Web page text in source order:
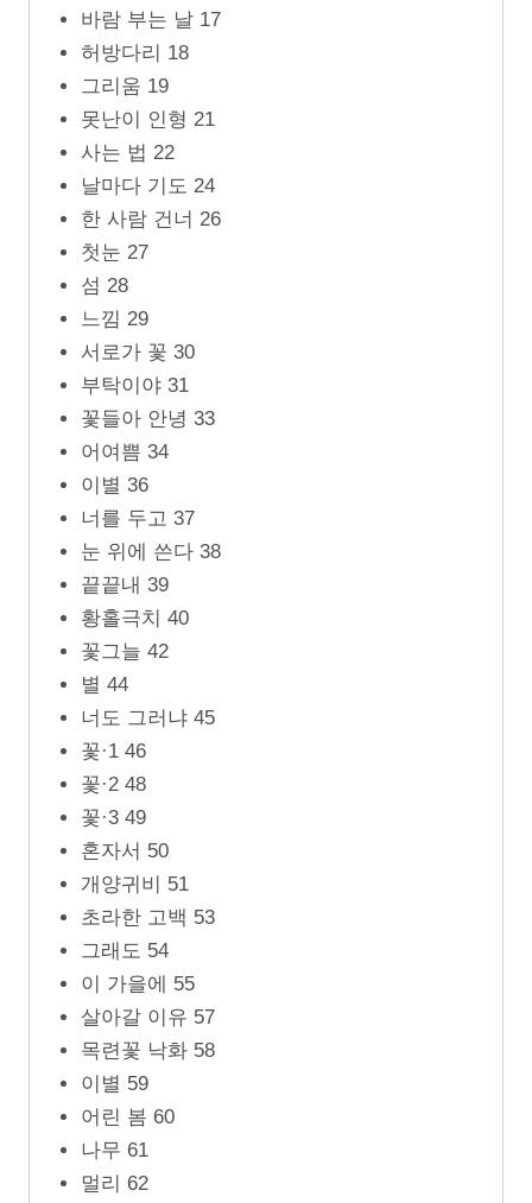
바람 부는 날 17
허방다리 18
그리움 19
못난이 인형 21
사는 법 22
날마다 기도 24
한 사람 건너 26
첫눈 27
섬 28
느낌 29
서로가 꽃 30
부탁이야 31
꽃들아 안녕 33
어여쁨 34
이별 36
너를 두고 37
눈 위에 쓴다 38
끝끝내 39
황홀극치 40
꽃그늘 42
별 44
너도 그러냐 45
꽃·1 46
꽃·2 48
꽃·3 49
혼자서 50
개양귀비 51
초라한 고백 53
그래도 54
이 가을에 55
살아갈 이유 57
목련꽃 낙화 58
이별 59
어린 봄 60
나무 61
멀리 62